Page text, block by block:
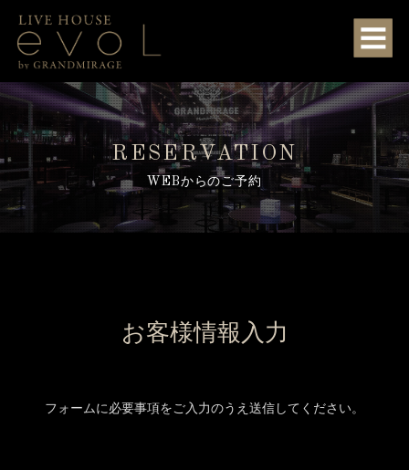
RESERVATION
WEBからのご予約
お客様情報入力
フォームに必要事項をご入力のうえ送信してください。